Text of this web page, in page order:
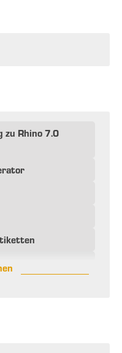
zu Rhino 7.0